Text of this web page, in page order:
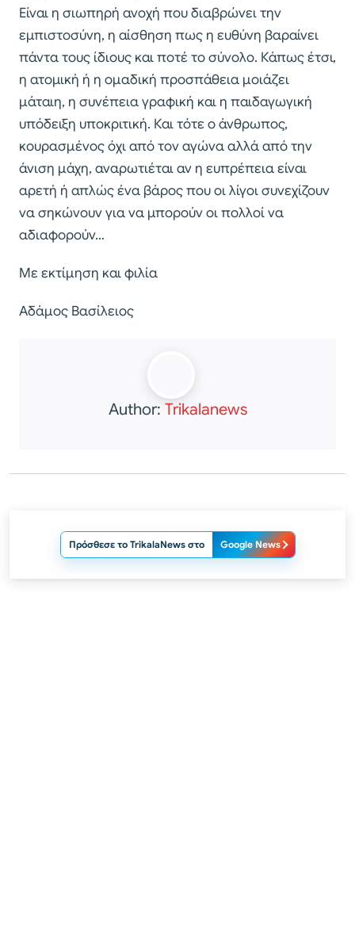
Είναι η σιωπηρή ανοχή που διαβρώνει την
εμπιστοσύνη, η αίσθηση πως η ευθύνη βαραίνει
πάντα τους ίδιους και ποτέ το σύνολο. Κάπως έτσι,
η ατομική ή η ομαδική προσπάθεια μοιάζει
μάταιη, η συνέπεια γραφική και η παιδαγωγική
υπόδειξη υποκριτική. Και τότε ο άνθρωπος,
κουρασμένος όχι από τον αγώνα αλλά από την
άνιση μάχη, αναρωτιέται αν η ευπρέπεια είναι
αρετή ή απλώς ένα βάρος που οι λίγοι συνεχίζουν
να σηκώνουν για να μπορούν οι πολλοί να
αδιαφορούν…
Με εκτίμηση και φιλία
Αδάμος Βασίλειος
Author: Trikalanews
Πρόσθεσε το TrikalaNews στο Google News